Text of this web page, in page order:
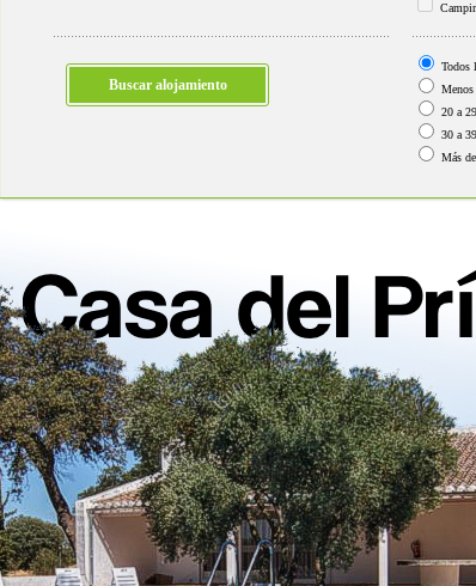
Todos
Menos
20 a
30 a
Más